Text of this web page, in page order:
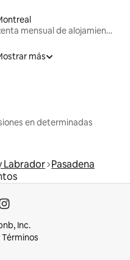
Renta mensual de alojamientos
más
en determinadas
Labrador Pasadena
Inc.
Términos